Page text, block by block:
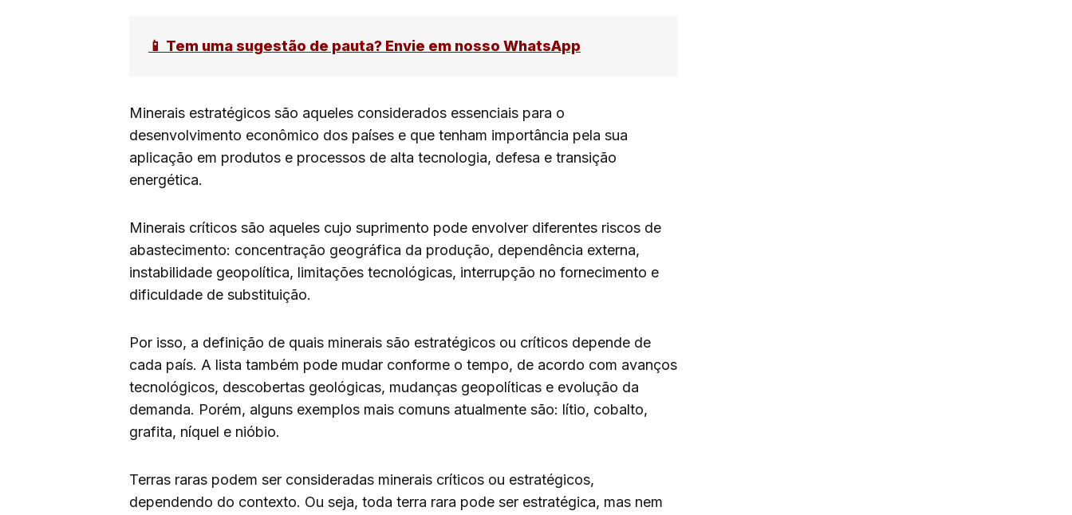
📱 Tem uma sugestão de pauta? Envie em nosso WhatsApp
Minerais estratégicos são aqueles considerados essenciais para o
desenvolvimento econômico dos países e que tenham importância pela sua
aplicação em produtos e processos de alta tecnologia, defesa e transição
energética.
Minerais críticos são aqueles cujo suprimento pode envolver diferentes riscos de
abastecimento: concentração geográfica da produção, dependência externa,
instabilidade geopolítica, limitações tecnológicas, interrupção no fornecimento e
dificuldade de substituição.
Por isso, a definição de quais minerais são estratégicos ou críticos depende de
cada país. A lista também pode mudar conforme o tempo, de acordo com avanços
tecnológicos, descobertas geológicas, mudanças geopolíticas e evolução da
demanda. Porém, alguns exemplos mais comuns atualmente são: lítio, cobalto,
grafita, níquel e nióbio.
Terras raras podem ser consideradas minerais críticos ou estratégicos,
dependendo do contexto. Ou seja, toda terra rara pode ser estratégica, mas nem